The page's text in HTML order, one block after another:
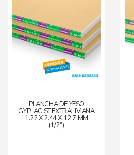
PLANCHA DE YESO
GYPLAC ST EXTRALIVIANA
1.22 X 2.44 X 12.7 MM
(1/2”)